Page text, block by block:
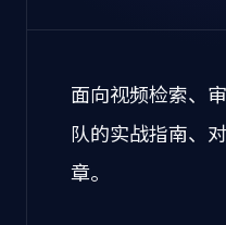
面向视频检索、
队的实战指南、
章。